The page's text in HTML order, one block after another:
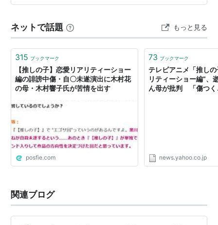
ウトやバックパッカーとして生活していた時期もありま
名、ホストとしての経歴、タトゥー、現在の仕事、恋愛
事情について紹介します。…
ネットで話題 もっと見る
315 ブックマーク
【推しの子】恋愛リアリティーショー
編の誹謗中傷・自〇未遂演出に木村花
の母・木村響子氏が苦情を出す
posfie.com
73 ブックマーク
テレビアニメ「推し
リティーショー編”、
ん母が批判 「傷つく
news.yahoo.co.jp
関連ブログ